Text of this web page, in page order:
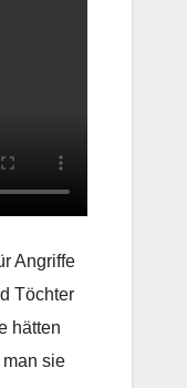
Angriffe
Töchter
hätten
sie